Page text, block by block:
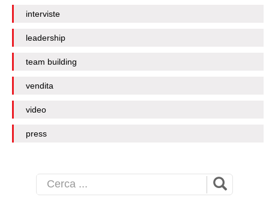
interviste
leadership
team building
vendita
video
press